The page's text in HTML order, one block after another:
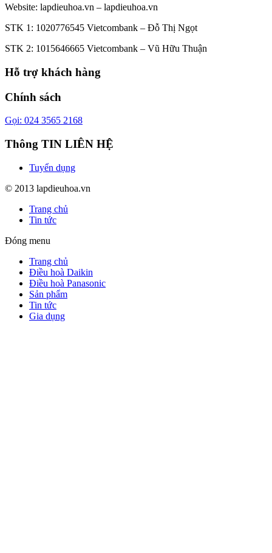
Website: lapdieuhoa.vn – lapdieuhoa.vn
STK 1: 1020776545 Vietcombank – Đỗ Thị Ngọt
STK 2: 1015646665 Vietcombank – Vũ Hữu Thuận
Hỗ trợ khách hàng
Chính sách
Gọi: 024 3565 2168
Thông TIN LIÊN HỆ
Tuyển dụng
© 2013 lapdieuhoa.vn
Trang chủ
Tin tức
Đóng menu
Trang chủ
Điều hoà Daikin
Điều hoà Panasonic
Sản phẩm
Tin tức
Gia dụng